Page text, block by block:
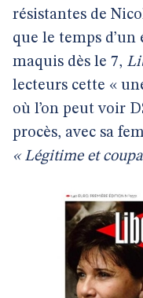
résistantes de
que le temps
maquis dès le 7,
lecteurs cette «
où l’on peut voir
procès, avec sa
« Légitime et